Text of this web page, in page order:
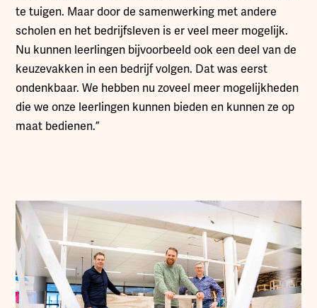
te tuigen. Maar door de samenwerking met andere
scholen en het bedrijfsleven is er veel meer mogelijk.
Nu kunnen leerlingen bijvoorbeeld ook een deel van de
keuzevakken in een bedrijf volgen. Dat was eerst
ondenkbaar. We hebben nu zoveel meer mogelijkheden
die we onze leerlingen kunnen bieden en kunnen ze op
maat bedienen.”